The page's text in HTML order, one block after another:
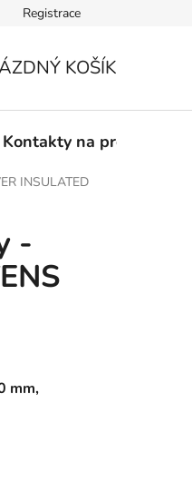
Odstoupení od
Registrace
KOŠÍK
Kontakty na prodejny
INSULATED
-
mm,